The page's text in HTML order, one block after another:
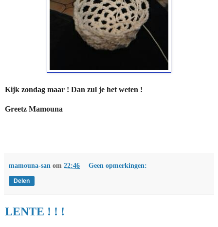
Kijk zondag maar ! Dan zul je het weten !
Greetz Mamouna
mamouna-san om 22:46 Geen opmerkingen:
Delen
LENTE ! ! !